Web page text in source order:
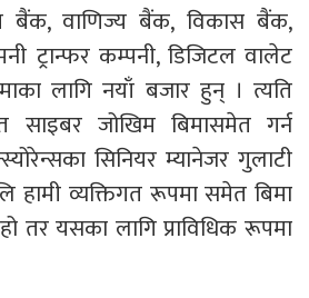
बैंक, वाणिज्य बैंक, विकास बैंक,
ट्रान्फर कम्पनी, डिजिटल वालेट
लागि नयाँ बजार हुन् । त्यति
साइबर जोखिम बिमासमेत गर्न
सिनियर म्यानेजर गुलाटी
हामी व्यक्तिगत रूपमा समेत बिमा
तर यसका लागि प्राविधिक रूपमा